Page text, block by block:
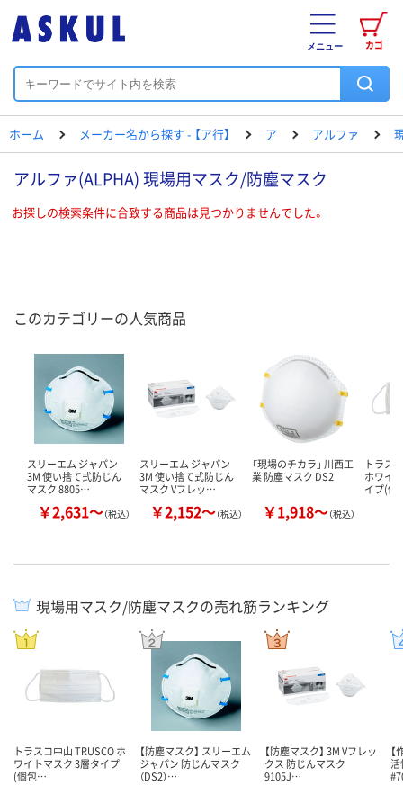
カゴ
メニュー
ホーム メーカー名から探す - 【ア行】 ア アルファ
アルファ(ALPHA) 現場用マスク/防塵マスク
お探しの検索条件に合致する商品は見つかりませんでした。
このカテゴリーの人気商品
スリーエム ジャパン
3M 使い捨て式防じん
マスク 8805…
￥2,631～（税込）
スリーエム ジャパン
3M 使い捨て式防じん
マスク Vフレッ…
￥2,152～（税込）
「現場のチカラ」 川西工
業 防塵マスク DS2
￥1,918～（税込）
トラス
ホワイ
イプ(
現場用マスク/防塵マスクの売れ筋ランキング
トラスコ中山 TRUSCO ホ
ワイトマスク 3層タイプ
(個包…
【防塵マスク】 スリーエム
ジャパン 防じんマスク
（DS2）…
【防塵マスク】 3M Vフレッ
クス 防じんマスク
9105J…
活